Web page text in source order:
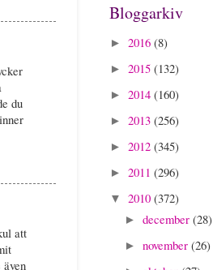
du
att
Bloggarkiv
► 2016 (8)
► 2015 (132)
► 2014 (160)
► 2013 (256)
► 2012 (345)
► 2011 (296)
▼ 2010 (372)
► december (28)
► november (26)